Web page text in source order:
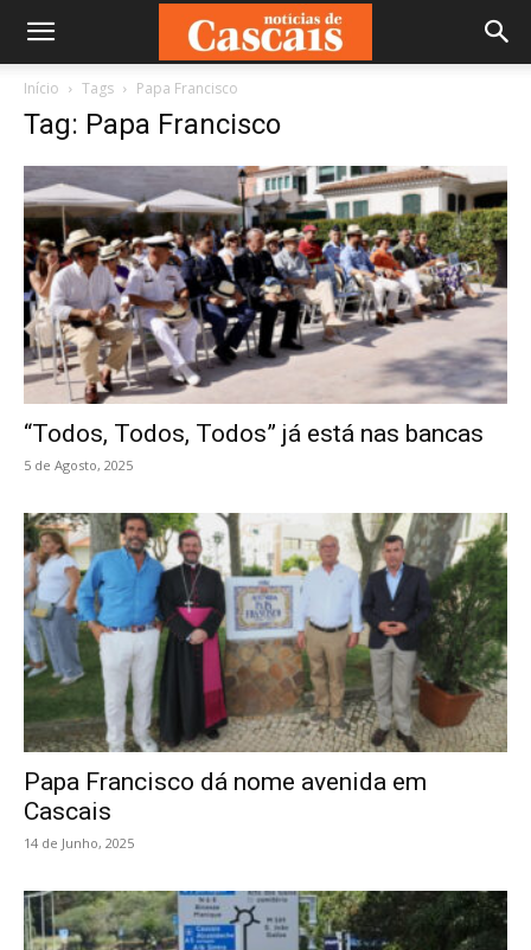
Início Tags Papa Francisco
Tag: Papa Francisco
“Todos, Todos, Todos” já está nas bancas
5 de Agosto, 2025
Papa Francisco dá nome avenida em
Cascais
14 de Junho, 2025